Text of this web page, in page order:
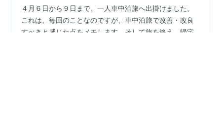
４月６日から９日まで、一人車中泊旅へ出掛けました。
これは、毎回のことなのですが、車中泊旅で改善・改良
すべきと感じた点をメモします。そして旅を終え、帰宅